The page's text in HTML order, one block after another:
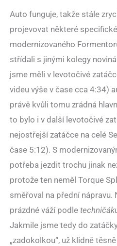
Auto funguje, takže stále
projevovat některé
modernizovaného
střídali s jinými kolegy
jsme měli v levotočivé
videu výše v čase cca 4:34)
právě kvůli tomu zrádná
to bylo i v další levotočivé
nejostřejší zatáčce na celé
čase 5:12). S
potřeba jezdit trochu jinak
protože ten neměl Torque
směřoval na přední
prázdné váží podle
Jakmile jsme tedy do
„zadokolkou“, už klidně